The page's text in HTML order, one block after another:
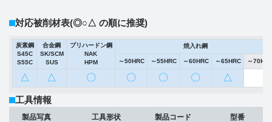
対応被削材表(◎○△ の順に推奨)
炭素鋼
S45C
S55C
合金鋼
SK/SCM
SUS
プリハードン鋼
NAK
HPM
焼入れ鋼
～50HRC ～55HRC ～60HRC ～65HRC ～
△ △ 〇 〇 〇 〇 △
工具情報
製品写真 工具形状 製品コード 型番